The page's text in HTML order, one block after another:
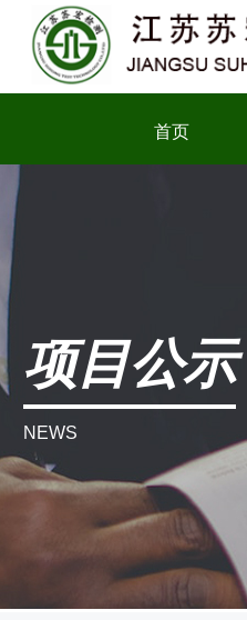
首页
项目公示
NEWS